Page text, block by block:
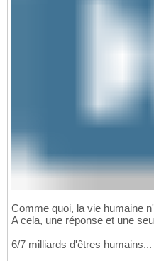
Comme quoi, la vie humaine
A cela, une réponse et une
6/7 milliards d'êtres